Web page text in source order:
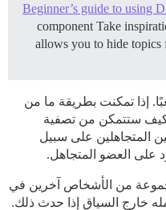
Beginner’s guide to using
component Take
allows you to hide topics
إذا تمكنت بطريقة ما من
ستتمكن من تصفية
المتجاهلين على سبيل
على العضو المتجاهل.
من الأشخاص آخرين في
خارج السياق إذا حدث ذلك.